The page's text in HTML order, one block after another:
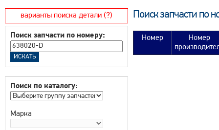
варианты поиска детали (?)
Поиск запчасти по номеру:
Поиск по каталогу:
Марка
Поиск запчасти по
Номер
Номер